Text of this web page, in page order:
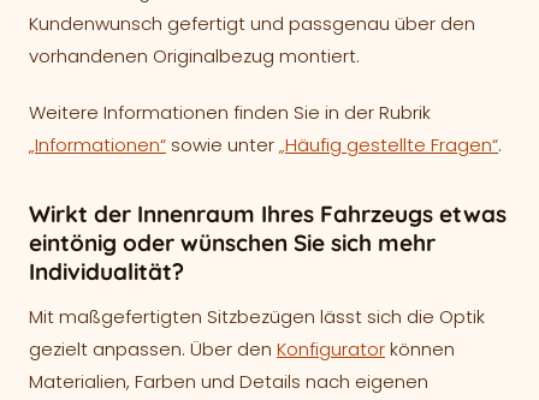
Kundenwunsch gefertigt und passgenau über den
vorhandenen Originalbezug montiert.
Weitere Informationen finden Sie in der Rubrik
„Informationen“ sowie unter„Häufig gestellte Fragen“.
Wirkt der Innenraum Ihres Fahrzeugs etwas
eintönig oder wünschen Sie sich mehr
Individualität?
Mit maßgefertigten Sitzbezügen lässt sich die Optik
gezielt anpassen. Über den Konfiguratorkönnen
Materialien, Farben und Details nach eigenen